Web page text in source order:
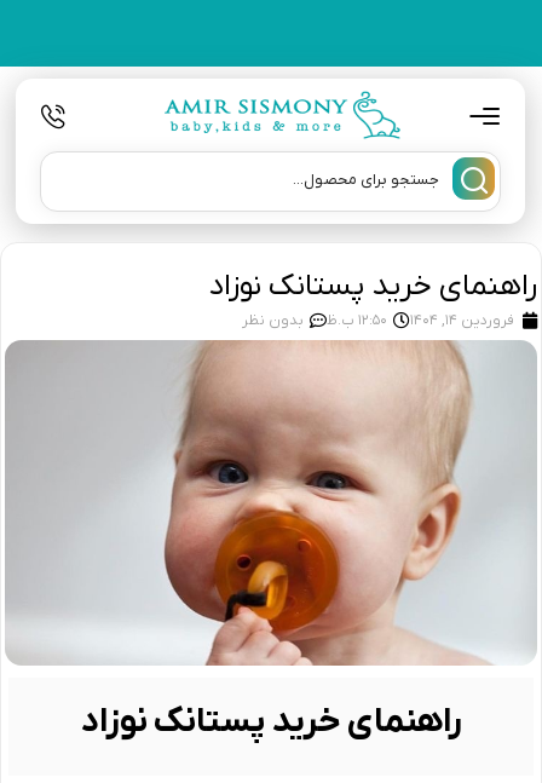
راهنمای خرید پستانک نوزاد
فروردین 14, 1404 12:50 ب.ظ بدون نظر
راهنمای خرید پستانک نوزاد